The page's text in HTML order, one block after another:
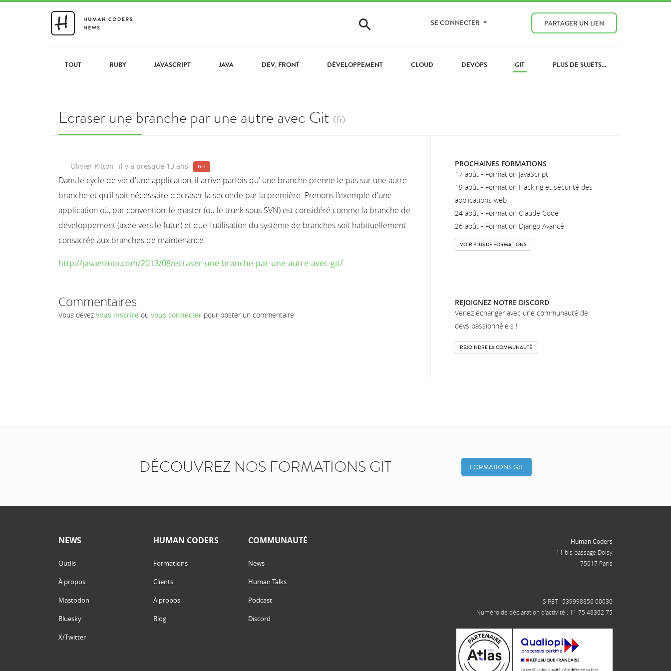
SE CONNECTER PARTAGER UN LIEN
TOUT RUBY JAVASCRIPT JAVA DEV. FRONT DÉVELOPPEMENT CLOUD DEVOPS GIT PLUS DE SUJETS...
Ecraser une branche par une autre avec Git (fr)
Olivier Pitton il y a presque 13 ans GIT
Dans le cycle de vie d'une application, il arrive parfois qu' une branche prenne le pas sur une autre
branche et qu'il soit nécessaire d'écraser la seconde par la première. Prenons l'exemple d'une
application où, par convention, le master (ou le trunk sous SVN) est considéré comme la branche de
développement (axée vers le futur) et que l'utilisation du système de branches soit habituellement
consacrée aux branches de maintenance.
http://javaetmoi.com/2013/08/ecraser-une-branche-par-une-autre-avec-git/
Commentaires
Vous devez vous inscrire ou vous connecter pour poster un commentaire
PROCHAINES FORMATIONS
17 août - Formation JavaScript
19 août - Formation Hacking et sécurité des
applications web
24 août - Formation Claude Code
26 août - Formation Django Avancé
VOIR PLUS DE FORMATIONS
REJOIGNEZ NOTRE DISCORD
Venez échanger avec une communauté de
devs passionné·e·s !
REJOINDRE LA COMMUNAUTÉ
DÉCOUVREZ NOS FORMATIONS GIT FORMATIONS GIT
NEWS
Outils
À propos
Mastodon
Bluesky
X/Twitter
HUMAN CODERS
Formations
Clients
À propos
Blog
COMMUNAUTÉ
News
Human Talks
Podcast
Discord
Human Coders
11 bis passage Doisy
75017 Paris
SIRET : 539998856 00030
Numéro de déclaration d'activité : 11 75 48362 75